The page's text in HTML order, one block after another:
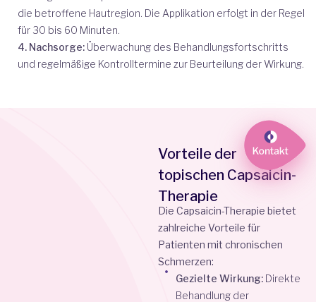
die betroffene Hautregion. Die Applikation erfolgt in der Regel
für 30 bis 60 Minuten.
4. Nachsorge: Überwachung des Behandlungsfortschritts
und regelmäßige Kontrolltermine zur Beurteilung der Wirkung.
Vorteile der
topischen Capsaicin-
Therapie
Die Capsaicin-Therapie bietet
zahlreiche Vorteile für
Patienten mit chronischen
Schmerzen:
Gezielte Wirkung: Direkte
Behandlung der